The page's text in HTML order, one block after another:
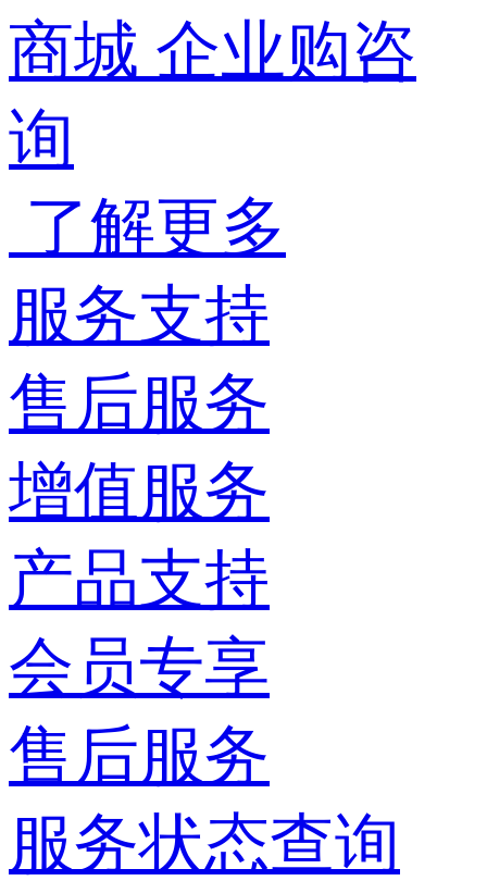
商城 企业购咨
询
了解更多
服务支持
售后服务
增值服务
产品支持
会员专享
售后服务
服务状态查询